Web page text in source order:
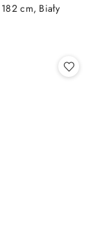
cm, Biały